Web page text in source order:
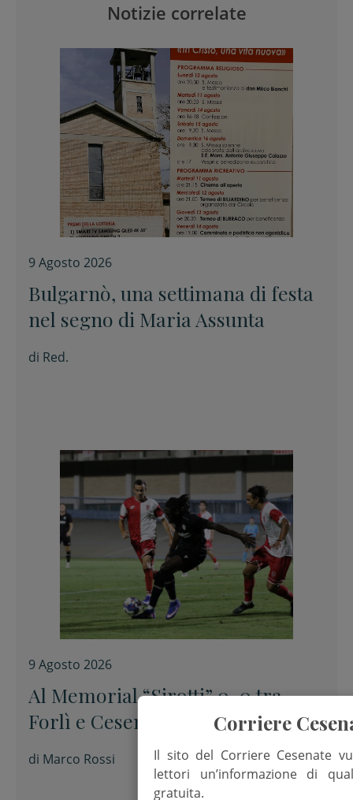
Notizie correlate
9 Agosto 2026
Bulgarnò, una settimana di festa
nel segno di Maria Assunta
di Red.
9 Agosto 2026
Al Memorial “Sirotti” 0-0 tra
Forlì e Cesena
di Marco Rossi
Corriere
Il sito del Corriere Cesenate
lettori un’informazione di
gratuita.